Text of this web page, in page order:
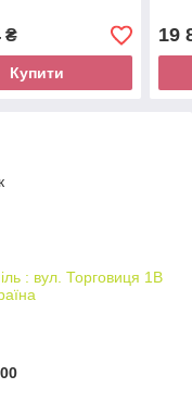
₴
Купити
19
: вул. Торговиця 1В